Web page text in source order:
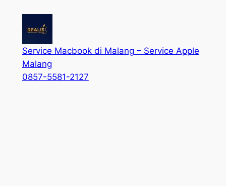
Service Macbook di Malang – Service Apple
Malang
0857-5581-2127